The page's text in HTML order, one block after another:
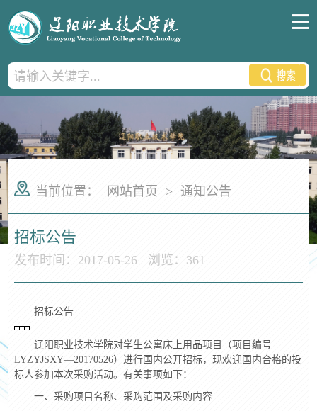
当前位置： 网站首页 > 通知公告
招标公告
发布时间：2017-05-26 浏览： 361
招标公告
辽阳职业技术学院对学生公寓床上用品项目（项目编号
LYZYJSXY—20170526）进行国内公开招标，现欢迎国内合格的投
标人参加本次采购活动。有关事项如下：
一、采购项目名称、采购范围及采购内容